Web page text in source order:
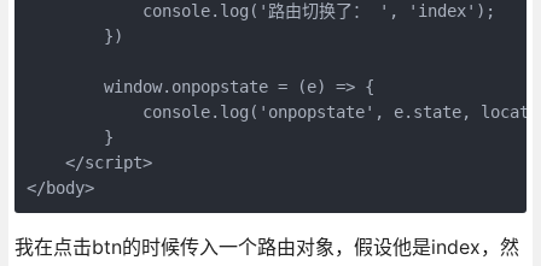
            console.log('路由切换了： ', 'index');
        })
        window.onpopstate = (e) => {
console.log('onpopstate', e.state,
        }
    </script>
</body>
我在点击btn的时候传入一个路由对象，假设他是index，然